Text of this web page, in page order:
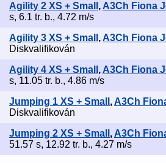
Agility 2 XS + Small , A3Ch Fiona
s, 6.1 tr. b., 4.72 m/s
Agility 3 XS + Small ,A3Ch Fiona
Diskvalifikován
Agility 4 XS + Small , A3Ch Fiona
s, 11.05 tr. b., 4.86 m/s
Jumping 1 XS + Small ,A3Ch
Diskvalifikován
Jumping 2 XS + Small , A3Ch
51.57 s, 12.92 tr. b., 4.27 m/s